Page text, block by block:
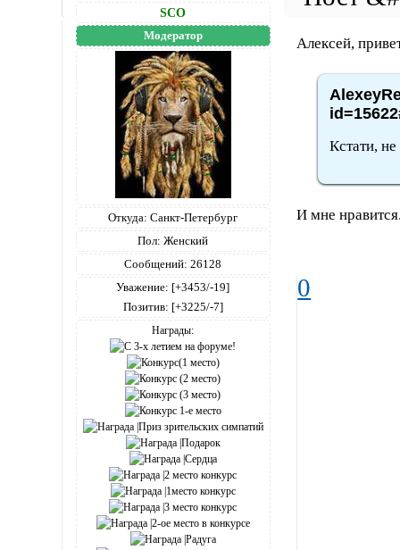
SCO
Модератор
Откуда: Санкт-Петербург
Пол: Женский
Сообщений: 26128
Уважение: [+3453/-19]
Позитив: [+3225/-7]
Награды:
Алексей,
Кстати,
И мне
0